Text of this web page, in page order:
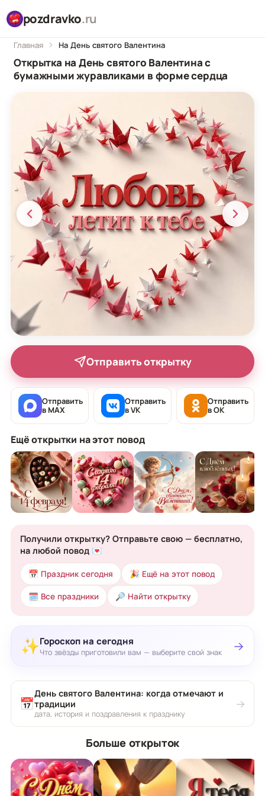
pozdravko.ru
Главная На День святого Валентина
Открытка на День святого Валентина с
бумажными журавликами в форме сердца
Отправить открытку
Отправить
в MAX
Отправить
в VK
Отправить
в OK
Ещё открытки на этот повод
Получили открытку? Отправьте свою — бесплатно,
на любой повод 💌
📅 Праздник сегодня 🎉 Ещё на этот повод
🗓 Все праздники 🔎 Найти открытку
✨Гороскоп на сегодня
Что звёзды приготовили вам — выберите свой знак →
📅
День святого Валентина: когда отмечают и
традиции
дата, история и поздравления к празднику
→
Больше открыток